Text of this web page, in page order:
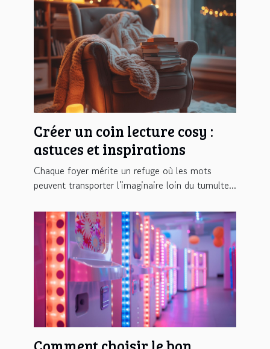
Créer un coin lecture cosy :
astuces et inspirations
Chaque foyer mérite un refuge où les mots
peuvent transporter l'imaginaire loin du tumulte...